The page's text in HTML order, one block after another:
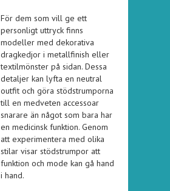
För dem som vill ge ett
personligt uttryck finns
modeller med dekorativa
dragkedjor i metallfinish eller
textilmönster på sidan. Dessa
detaljer kan lyfta en neutral
outfit och göra stödstrumporna
till en medveten accessoar
snarare än något som bara har
en medicinsk funktion. Genom
att experimentera med olika
stilar visar stödstrumpor att
funktion och mode kan gå hand
i hand.